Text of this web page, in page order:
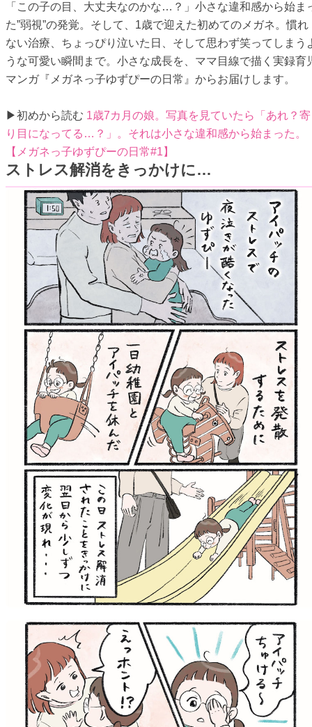
「この子の目、大丈夫なのかな…？」小さな違和感から始ま
た”弱視”の発覚。そして、1歳で迎えた初めてのメガネ。慣れ
ない治療、ちょっぴり泣いた日、そして思わず笑ってしまう
うな可愛い瞬間まで。小さな成長を、ママ目線で描く実録育
マンガ『メガネっ子ゆずぴーの日常』からお届けします。
▶初めから読む 1歳7カ月の娘。写真を見ていたら「あれ？寄
り目になってる…？」。それは小さな違和感から始まった。
【メガネっ子ゆずぴーの日常#1】
ストレス解消をきっかけに…